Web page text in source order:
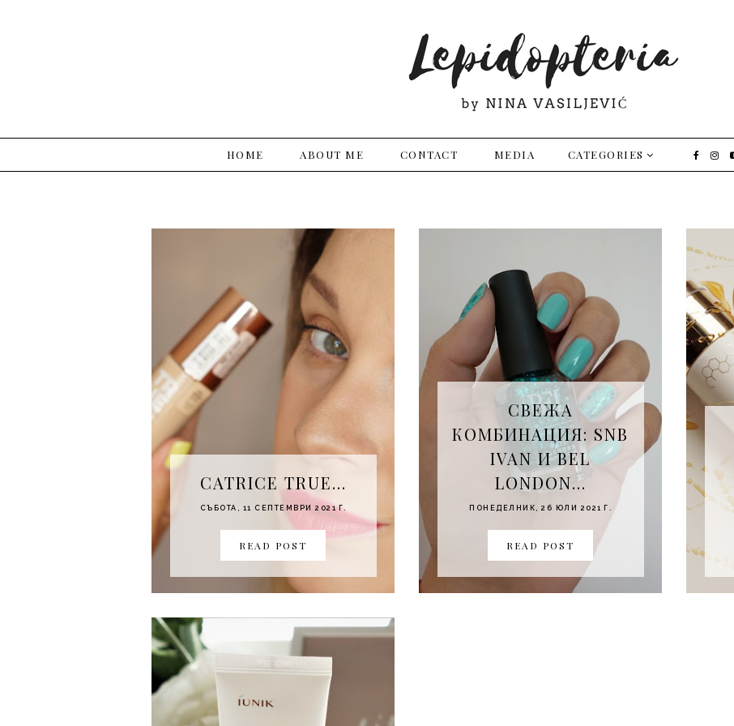
HOME ABOUT ME CONTACT MEDIA CATEGORIES
CATRICE TRUE...
СЪБОТА, 11 СЕПТЕМВРИ 2021 Г.
READ POST
СВЕЖА
КОМБИНАЦИЯ: SNB
IVAN И BEL
LONDON...
ПОНЕДЕЛНИК, 26 ЮЛИ 2021 Г.
READ POST